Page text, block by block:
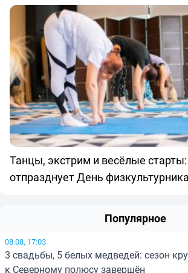
Танцы, экстрим и весёлые
отпразднует День физкультурника
Популярное
08.08, 17:03
3 свадьбы, 5 белых медведей: сезон
к Северному полюсу завершён